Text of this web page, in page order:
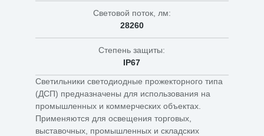
Световой поток, лм:
28260
Степень защиты:
IP67
Светильники светодиодные прожекторного типа
(ДСП) предназначены для использования на
промышленных и коммерческих объектах.
Применяются для освещения торговых,
выставочных, промышленных и складских